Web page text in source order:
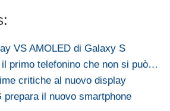
VS AMOLED di Galaxy S
il primo telefonino che non si può…
critiche al nuovo display
prepara il nuovo smartphone